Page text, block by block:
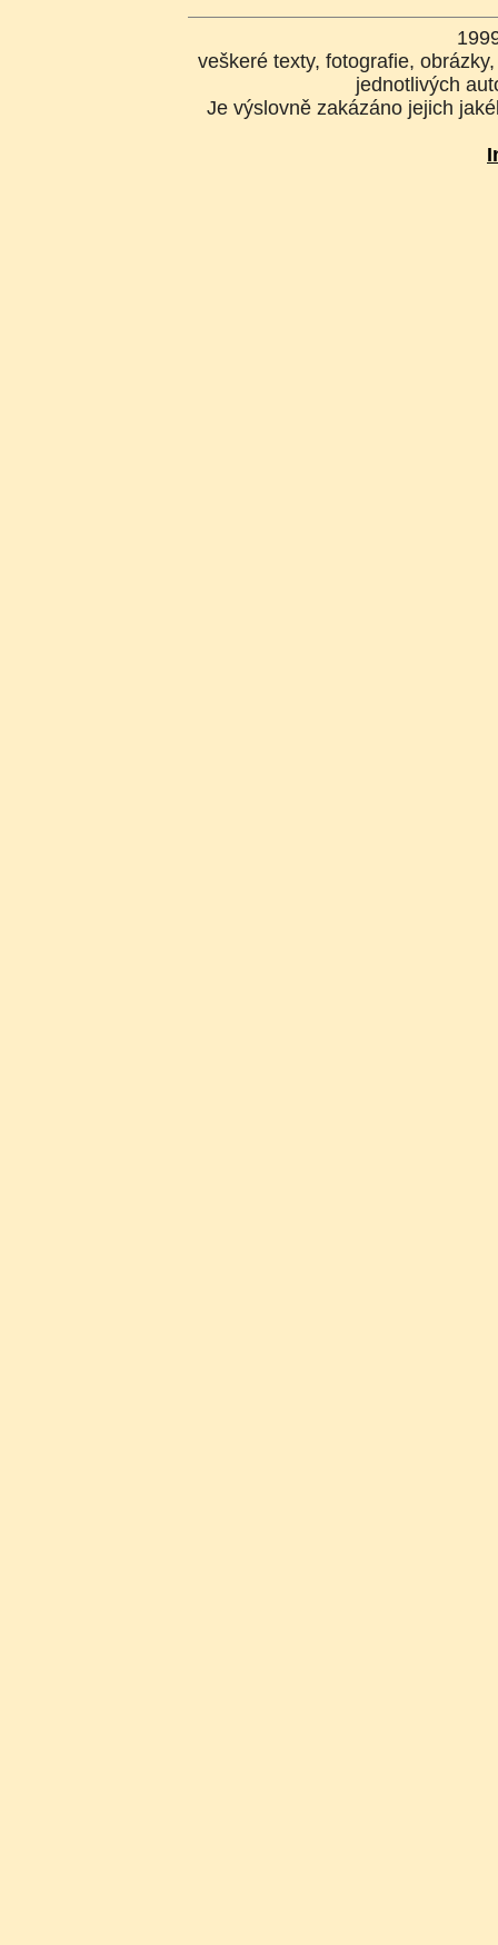
veškeré texty, fotografie,
jednotlivých
Je výslovně zakázáno jejich